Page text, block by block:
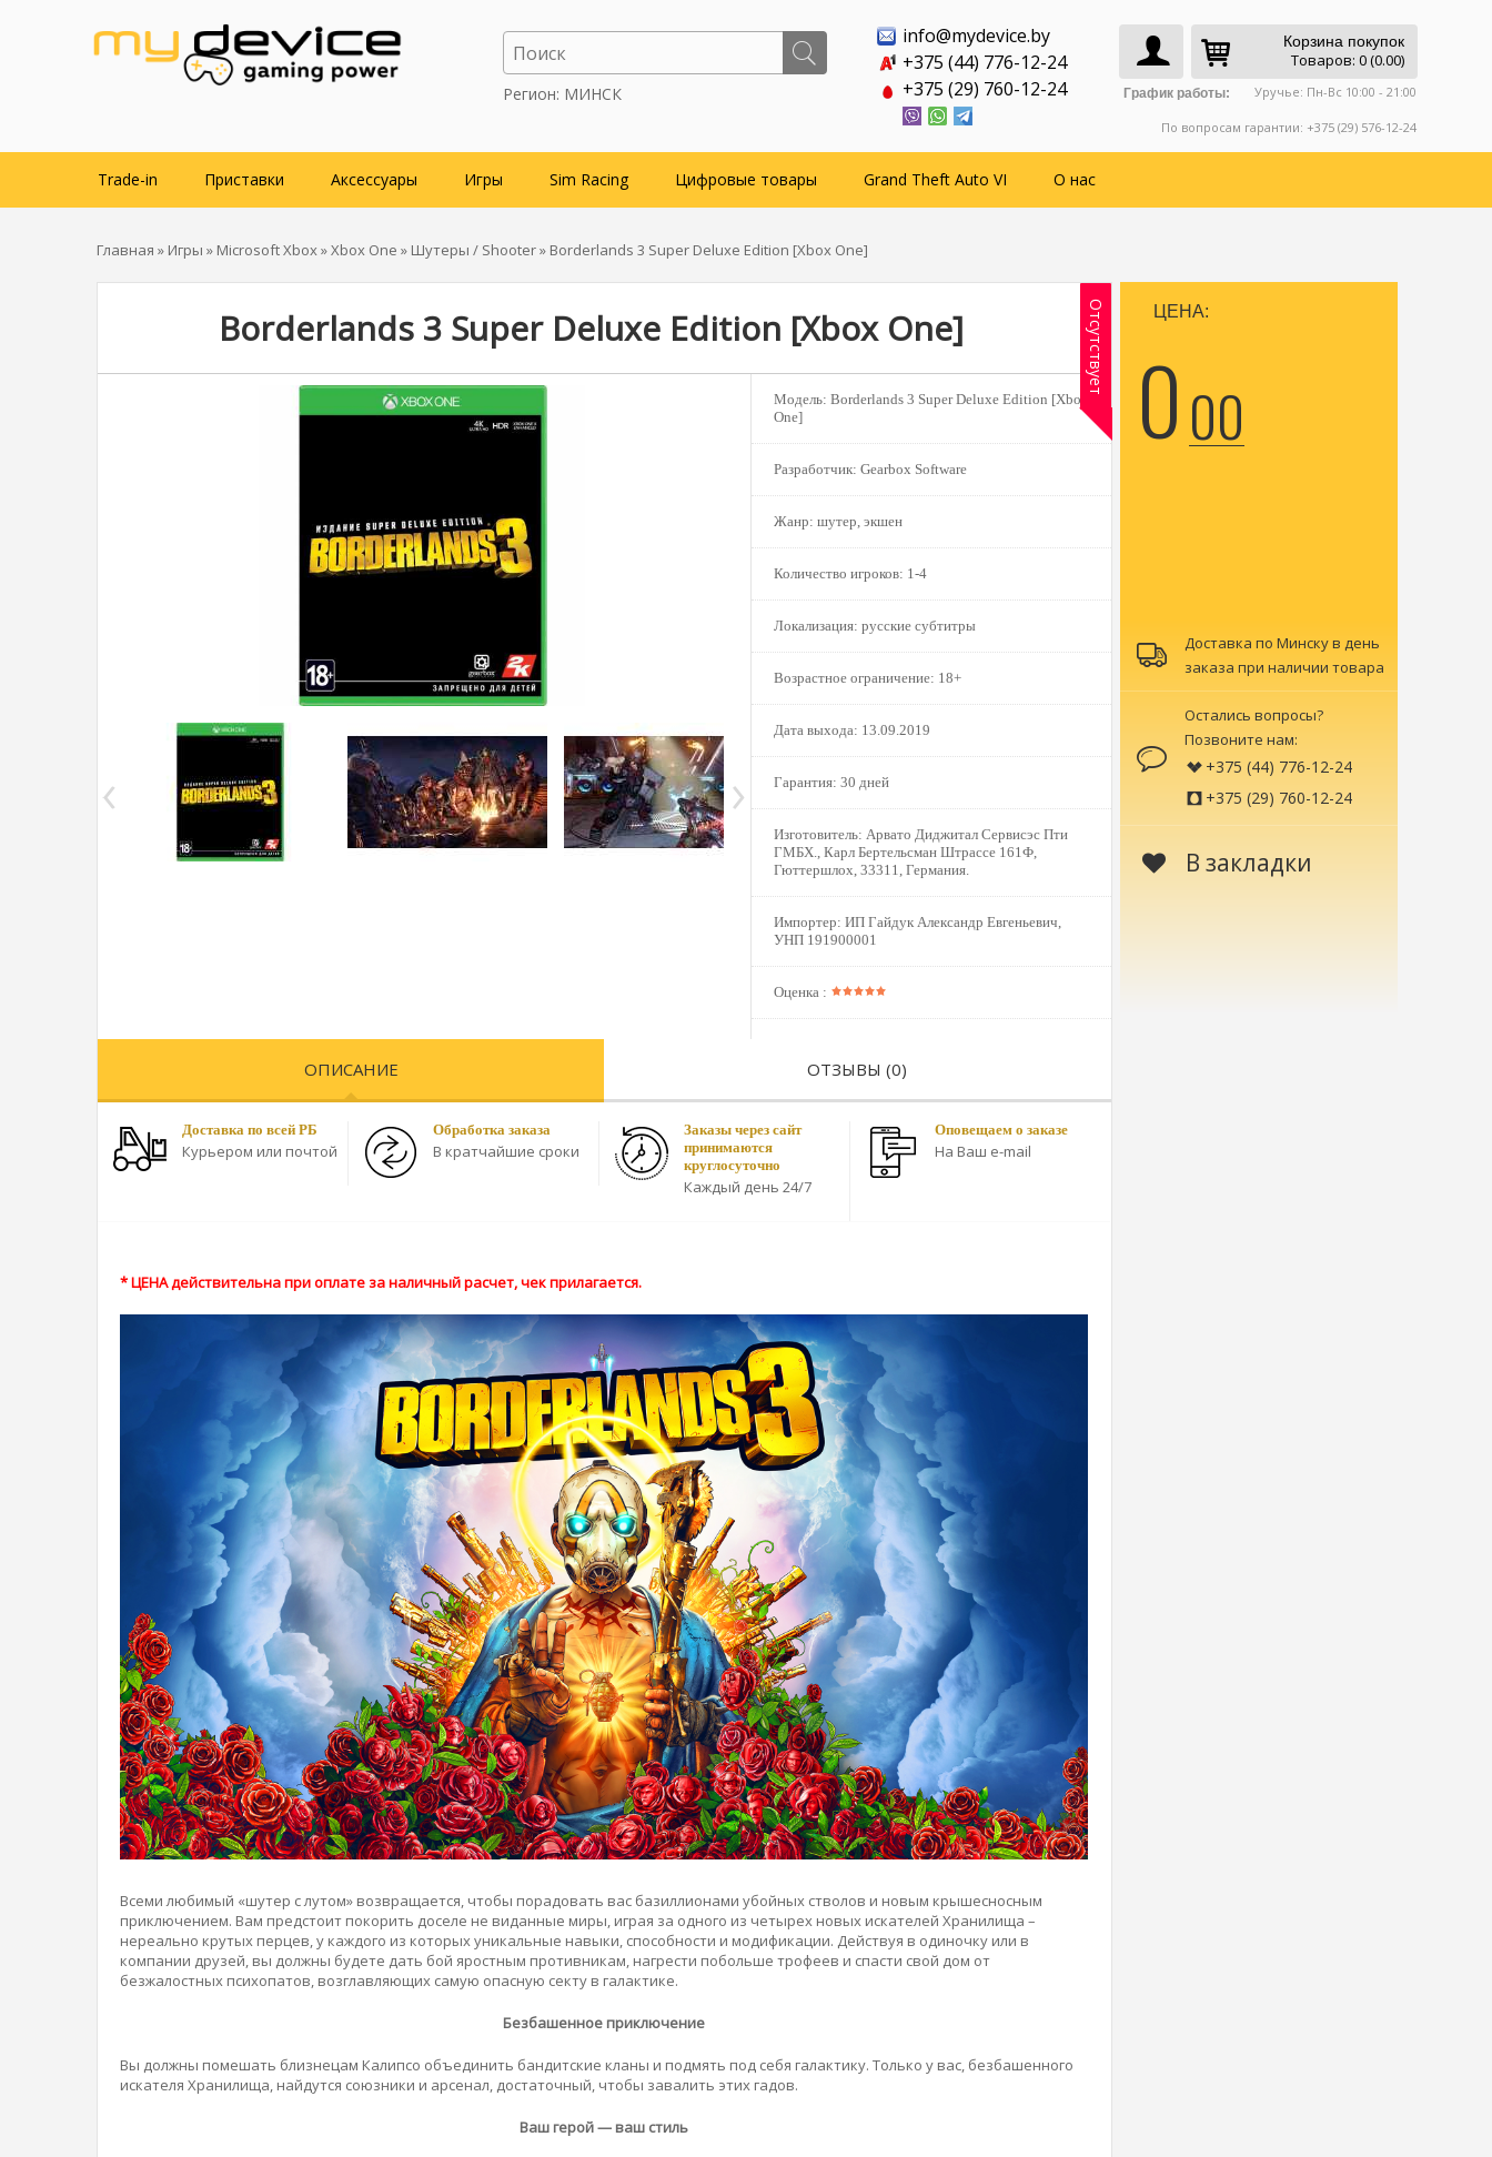
Регион: МИНСК
Корзина покупок
Товаров: 0 (0.00)
График работы: Уручье: Пн-Вс 10:00 - 21:00
По вопросам гарантии: +375 (29) 576-12-24
info@mydevice.by
+375 (44) 776-12-24
+375 (29) 760-12-24
Trade-in Приставки Аксессуары Игры Sim Racing Цифровые товары Grand Theft Auto VI О нас
Главная » Игры » Microsoft Xbox»Xbox One » Шутеры / Shooter» Borderlands 3 Super Deluxe Edition [Xbox One]
Borderlands 3 Super Deluxe Edition [Xbox One]
Модель: Borderlands 3 Super Deluxe Edition [Xbox
One]
Разработчик: Gearbox Software
Жанр: шутер, экшен
Количество игроков: 1-4
Локализация: русские субтитры
Возрастное ограничение: 18+
Дата выхода: 13.09.2019
Гарантия: 30 дней
Изготовитель: Арвато Диджитал Сервисэс Пти
ГМБХ., Карл Бертельсман Штрассе 161Ф,
Гюттершлох, 33311, Германия.
Импортер: ИП Гайдук Александр Евгеньевич,
УНП 191900001
Оценка :
Отсутствует
ОПИСАНИЕ ОТЗЫВЫ (0)
Доставка по всей РБ
Курьером или почтой
Обработка заказа
В кратчайшие сроки
Заказы через сайт
принимаются
круглосуточно
Каждый день 24/7
Оповещаем о заказе
На Ваш e-mail
* ЦЕНА действительна при оплате за наличный расчет, чек прилагается.
Всеми любимый «шутер с лутом» возвращается, чтобы порадовать вас базиллионами убойных стволов и новым крышесносным
приключением. Вам предстоит покорить доселе не виданные миры, играя за одного из четырех новых искателей Хранилища –
нереально крутых перцев, у каждого из которых уникальные навыки, способности и модификации. Действуя в одиночку или в
компании друзей, вы должны будете дать бой яростным противникам, нагрести побольше трофеев и спасти свой дом от
безжалостных психопатов, возглавляющих самую опасную секту в галактике.
Безбашенное приключение
Вы должны помешать близнецам Калипсо объединить бандитские кланы и подмять под себя галактику. Только у вас, безбашенного
искателя Хранилища, найдутся союзники и арсенал, достаточный, чтобы завалить этих гадов.
Ваш герой — ваш стиль
ЦЕНА:
000
Доставка по Минску в день
заказа при наличии товара
Остались вопросы?
Позвоните нам:
+375 (44) 776-12-24
+375 (29) 760-12-24
В закладки